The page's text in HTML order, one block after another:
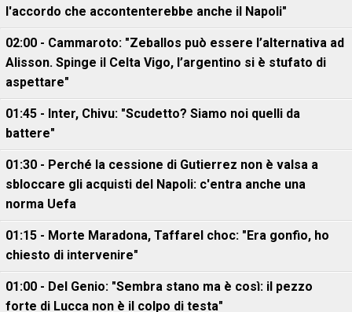
l'accordo che accontenterebbe anche il Napoli"
02:00 - Cammaroto: "Zeballos può essere l’alternativa ad
Alisson. Spinge il Celta Vigo, l’argentino si è stufato di
aspettare"
01:45 - Inter, Chivu: "Scudetto? Siamo noi quelli da
battere"
01:30 - Perché la cessione di Gutierrez non è valsa a
sbloccare gli acquisti del Napoli: c'entra anche una
norma Uefa
01:15 - Morte Maradona, Taffarel choc: "Era gonfio, ho
chiesto di intervenire"
01:00 - Del Genio: "Sembra stano ma è così: il pezzo
forte di Lucca non è il colpo di testa"